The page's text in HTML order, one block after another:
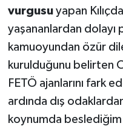
vurgusuyapan
yaşananlardan dolayı
kamuoyundan özür
kurulduğunu belirten
FETÖ ajanlarını fark
ardında dış
koynumda